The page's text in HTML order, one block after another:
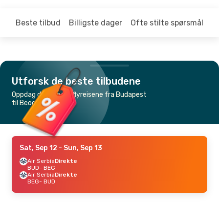
Beste tilbud Billigste dager Ofte stilte spørsmål
Utforsk de beste tilbudene
Oppdag de billigste flyreisene fra Budapest
til Beograd
Sat, Sep 12 - Sun, Sep 13
Air SerbiaDirekte
BUD- BEG
Air SerbiaDirekte
BEG- BUD